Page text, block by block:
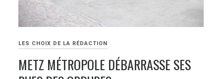
LES CHOIX DE LA RÉDACTION
METZ MÉTROPOLE DÉBARRASSE SES